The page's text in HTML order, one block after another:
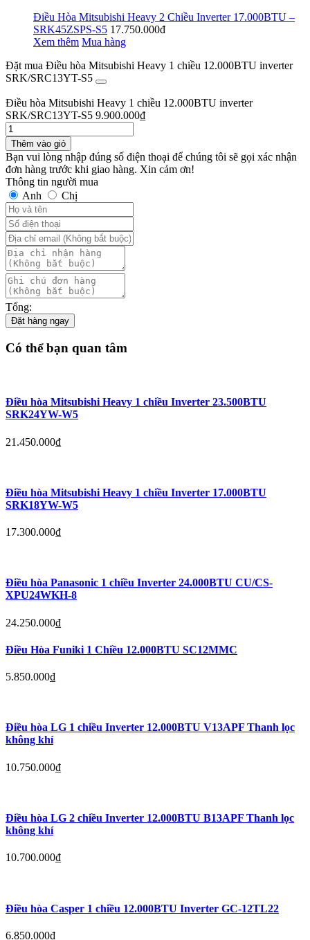
Điều Hòa Mitsubishi Heavy 2 Chiều Inverter 17.000BTU –
SRK45ZSPS-S5 17.750.000đ
Xem thêm Mua hàng
Đặt mua Điều hòa Mitsubishi Heavy 1 chiều 12.000BTU inverter
SRK/SRC13YT-S5
Điều hòa Mitsubishi Heavy 1 chiều 12.000BTU inverter
SRK/SRC13YT-S5 9.900.000₫
Thêm vào giỏ
Bạn vui lòng nhập đúng số điện thoại để chúng tôi sẽ gọi xác nhận
đơn hàng trước khi giao hàng. Xin cảm ơn!
Thông tin người mua
Anh
Chị
Tổng:
Đặt hàng ngay
Có thể bạn quan tâm
Điều hòa Mitsubishi Heavy 1 chiều Inverter 23.500BTU
SRK24YW-W5
21.450.000₫
Điều hòa Mitsubishi Heavy 1 chiều Inverter 17.000BTU
SRK18YW-W5
17.300.000₫
Điều hòa Panasonic 1 chiều Inverter 24.000BTU CU/CS-
XPU24WKH-8
24.250.000₫
Điều Hòa Funiki 1 Chiều 12.000BTU SC12MMC
5.850.000₫
Điều hòa LG 1 chiều Inverter 12.000BTU V13APF Thanh lọc
không khí
10.750.000₫
Điều hòa LG 2 chiều Inverter 12.000BTU B13APF Thanh lọc
không khí
10.700.000₫
Điều hòa Casper 1 chiều 12.000BTU Inverter GC-12TL22
6.850.000₫